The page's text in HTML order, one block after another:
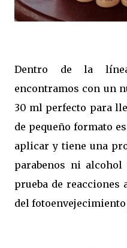
Dentro de la
encontramos con un
30 ml perfecto para
de pequeño formato
aplicar y tiene una
parabenos ni
prueba de
del fotoenvejecimiento